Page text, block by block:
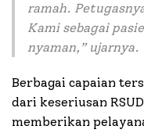
ramah.
Kami sebagai
nyaman,” ujarnya.
Berbagai capaian
dari keseriusan
memberikan